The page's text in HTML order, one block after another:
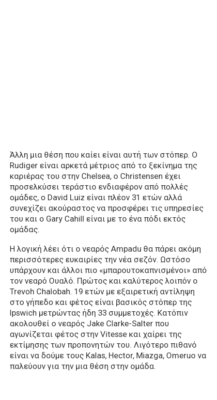
Άλλη μια θέση που καίει είναι αυτή των στόπερ. Ο
Rudiger είναι αρκετά μέτριος από το ξεκίνημα της
καριέρας του στην Chelsea, o Christensen έχει
προσελκύσει τεράστιο ενδιαφέρον από πολλές
ομάδες, ο David Luiz είναι πλέον 31 ετών αλλά
συνεχίζει ακούραστος να προσφέρει τις υπηρεσίες
του και ο Gary Cahill είναι με το ένα πόδι εκτός
ομάδας.
Η λογική λέει ότι ο νεαρός Ampadu θα πάρει ακόμη
περισσότερες ευκαιρίες την νέα σεζόν. Ωστόσο
υπάρχουν και άλλοι πιο «μπαρουτοκαπνισμένοι» από
τον νεαρό Ουαλό. Πρώτος και καλύτερος λοιπόν ο
Trevoh Chalobah. 19 ετών με εξαιρετική αντίληψη
στο γήπεδο και φέτος είναι βασικός στόπερ της
Ipswich μετρώντας ήδη 33 συμμετοχές. Κατόπιν
ακολουθεί ο νεαρός Jake Clarke-Salter που
αγωνίζεται φέτος στην Vitesse και χαίρει της
εκτίμησης των προπονητών του. Λιγότερο πιθανό
είναι να δούμε τους Kalas, Hector, Miazga, Omeruo να
παλεύουν για την μια θέση στην ομάδα.